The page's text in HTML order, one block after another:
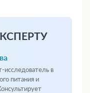
исследователь в
питания и